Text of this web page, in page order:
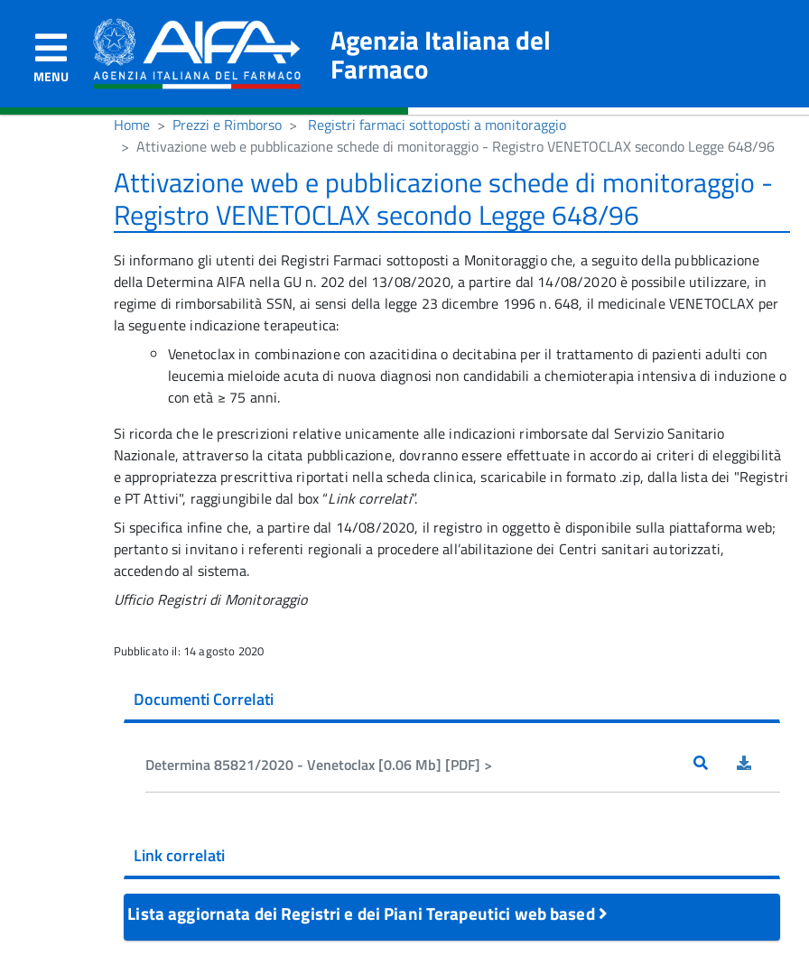
MENU
Agenzia Italiana del
Farmaco
Home Prezzi e Rimborso
Registri farmaci sottoposti a monitoraggio
Attivazione web e pubblicazione schede di monitoraggio - Registro VENETOCLAX secondo Legge 648/96
Attivazione web e pubblicazione schede di monitoraggio -
Registro VENETOCLAX secondo Legge 648/96
Si informano gli utenti dei Registri Farmaci sottoposti a Monitoraggio che, a seguito della pubblicazione
della Determina AIFA nella GU n. 202 del 13/08/2020, a partire dal 14/08/2020 è possibile utilizzare, in
regime di rimborsabilità SSN, ai sensi della legge 23 dicembre 1996 n. 648, il medicinale VENETOCLAX per
la seguente indicazione terapeutica:
Venetoclax in combinazione con azacitidina o decitabina per il trattamento di pazienti adulti con
leucemia mieloide acuta di nuova diagnosi non candidabili a chemioterapia intensiva di induzione o
con età ≥ 75 anni.
Si ricorda che le prescrizioni relative unicamente alle indicazioni rimborsate dal Servizio Sanitario
Nazionale, attraverso la citata pubblicazione, dovranno essere effettuate in accordo ai criteri di eleggibilità
e appropriatezza prescrittiva riportati nella scheda clinica, scaricabile in formato .zip, dalla lista dei "Registri
e PT Attivi", raggiungibile dal box “Link correlati”.
Si specifica infine che, a partire dal 14/08/2020, il registro in oggetto è disponibile sulla piattaforma web;
pertanto si invitano i referenti regionali a procedere all’abilitazione dei Centri sanitari autorizzati,
accedendo al sistema.
Ufficio Registri di Monitoraggio
Pubblicato il: 14 agosto 2020
Documenti Correlati
Determina 85821/2020 - Venetoclax [0.06 Mb] [PDF] >
Link correlati
Lista aggiornata dei Registri e dei Piani Terapeutici web based